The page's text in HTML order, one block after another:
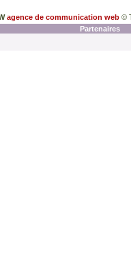
agence de communication web ©
Partenaires